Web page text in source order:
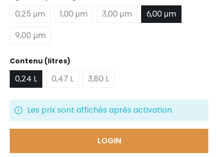
0,25 μm 1,00 μm 3,00 μm
6,00 μm
9,00 µm
Sélectionnez
Contenu (litres)
0,24 L 0,47 L 3,80 L
Les prix sont affichés après activation.
LOGIN